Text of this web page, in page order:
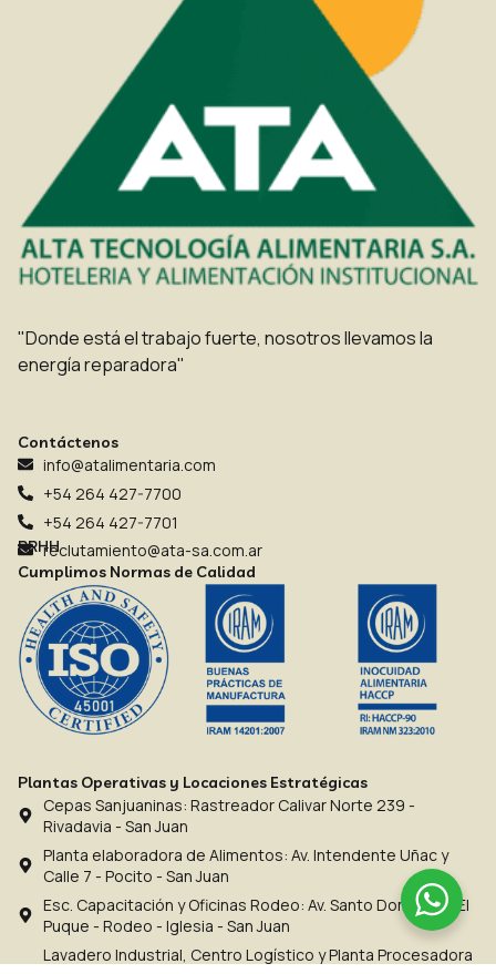
"Donde está el trabajo fuerte, nosotros llevamos la
energía reparadora"
Contáctenos
info@atalimentaria.com
+54 264 427-7700
+54 264 427-7701
RRHHreclutamiento@ata-sa.com.ar
Cumplimos Normas de Calidad
Plantas Operativas y Locaciones Estratégicas
Cepas Sanjuaninas: Rastreador Calivar Norte 239 -
Rivadavia - San Juan
Planta elaboradora de Alimentos: Av. Intendente Uñac y
Calle 7 - Pocito - San Juan
Esc. Capacitación y Oficinas Rodeo: Av. Santo Domingo y El
Puque - Rodeo - Iglesia - San Juan
Lavadero Industrial, Centro Logístico y Planta Procesadora